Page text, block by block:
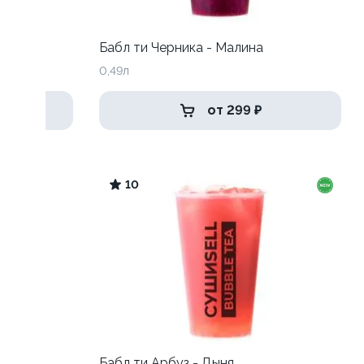
Бабл ти Черника - Малина
0,49л
от 299 ₽
10